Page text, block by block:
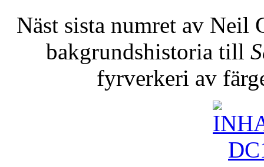
Näst sista numret av Neil
bakgrundshistoria till
fyrverkeri av